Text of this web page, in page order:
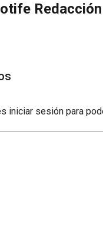
Redacción
iniciar sesión para